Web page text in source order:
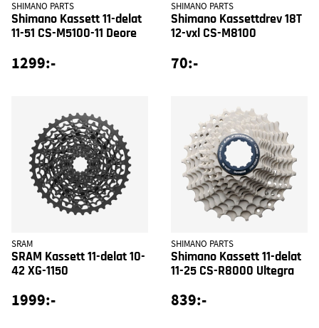
SHIMANO PARTS
Shimano Kassett 11-delat
11-51 CS-M5100-11 Deore
1299:-
SHIMANO PARTS
Shimano Kassettdrev 18T
12-vxl CS-M8100
70:-
SRAM
SRAM Kassett 11-delat 10-
42 XG-1150
1999:-
SHIMANO PARTS
Shimano Kassett 11-delat
11-25 CS-R8000 Ultegra
839:-